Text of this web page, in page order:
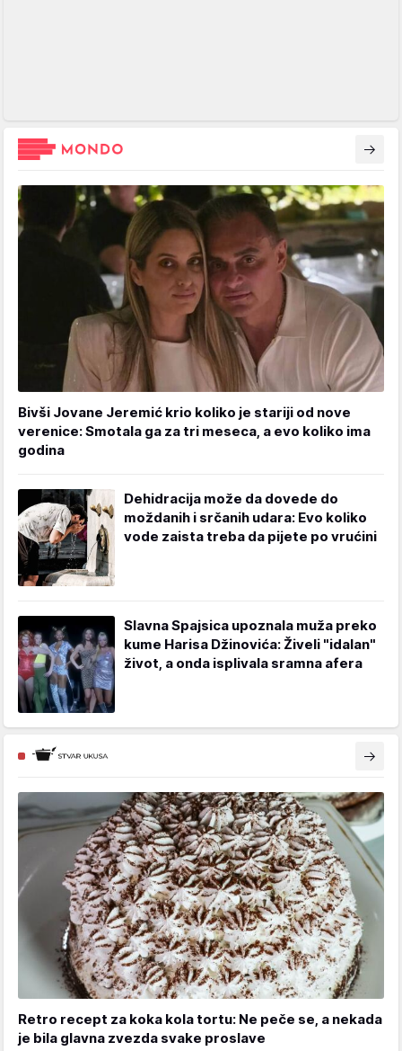
Bivši Jovane Jeremić krio koliko je stariji od nove
verenice: Smotala ga za tri meseca, a evo koliko ima
godina
Dehidracija može da dovede do
moždanih i srčanih udara: Evo koliko
vode zaista treba da pijete po vrućini
Slavna Spajsica upoznala muža preko
kume Harisa Džinovića: Živeli "idalan"
život, a onda isplivala sramna afera
Retro recept za koka kola tortu: Ne peče se, a nekada
je bila glavna zvezda svake proslave